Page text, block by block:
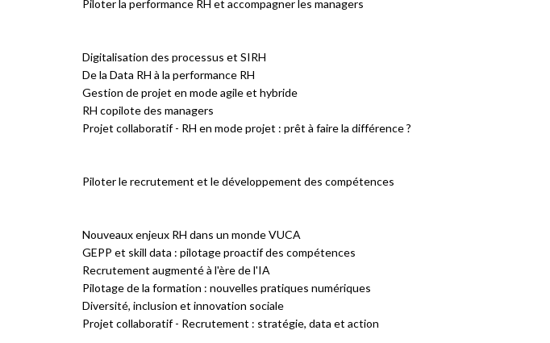
Piloter la performance RH et accompagner les managers
Digitalisation des processus et SIRH
De la Data RH à la performance RH
Gestion de projet en mode agile et hybride
RH copilote des managers
Projet collaboratif - RH en mode projet : prêt à faire la différence ?
Piloter le recrutement et le développement des compétences
Nouveaux enjeux RH dans un monde VUCA
GEPP et skill data : pilotage proactif des compétences
Recrutement augmenté à l'ère de l'IA
Pilotage de la formation : nouvelles pratiques numériques
Diversité, inclusion et innovation sociale
Projet collaboratif - Recrutement : stratégie, data et action